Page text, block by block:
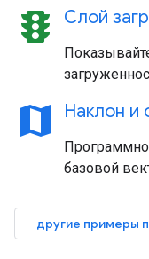
traffic Слой
map Наклон и
базовой
другие примеры